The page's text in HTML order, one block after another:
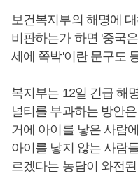
보건복지부의 해명에
비판하는가 하면 '중국
세에 쪽박'이란 문구도
복지부는 12일 긴급 해
널티를 부과하는 방안
거에 아이를 낳은 사람
아이를 낳지 않는 사람
르겠다는 농담이 와전